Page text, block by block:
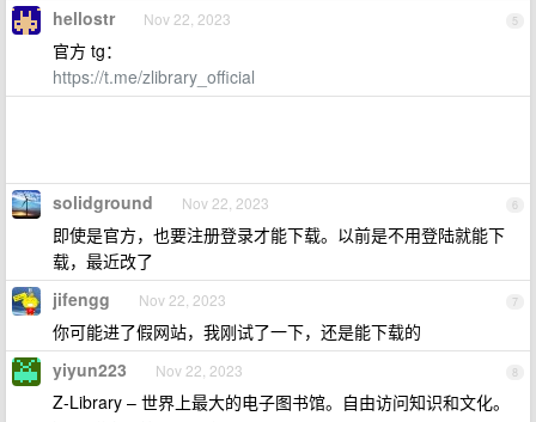
5
hellostr Nov 22, 2023
官方 tg：
https://t.me/zlibrary_official
6
solidground Nov 22, 2023
即使是官方，也要注册登录才能下载。以前是不用登陆就能下
载，最近改了
7
jifengg Nov 22, 2023
你可能进了假网站，我刚试了一下，还是能下载的
8
yiyun223 Nov 22, 2023
Z-Library – 世界上最大的电子图书馆。自由访问知识和文化。